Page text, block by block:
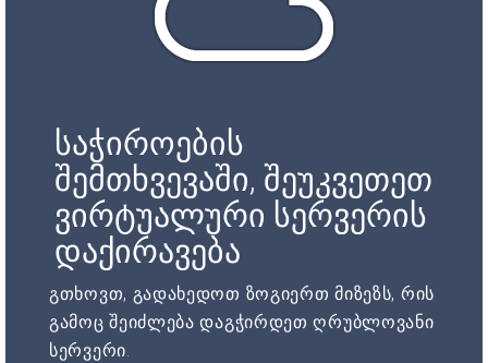
საჭიროების
შემთხვევაში, შეუკვეთეთ
ვირტუალური სერვერის
დაქირავება
გთხოვთ, გადახედოთ ზოგიერთ მიზეზს, რის
გამოც შეიძლება დაგჭირდეთ ღრუბლოვანი
სერვერი.